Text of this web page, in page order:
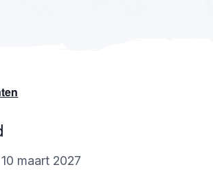
10 maart 2027